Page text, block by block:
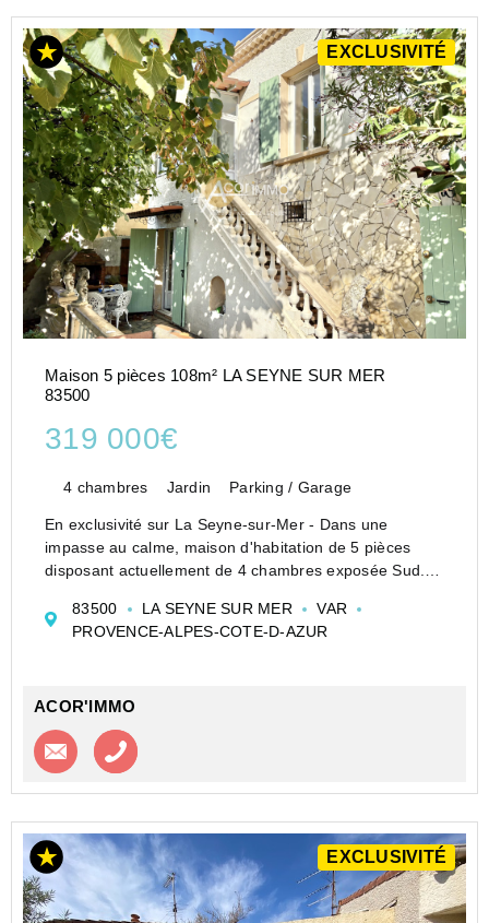
EXCLUSIVITÉ
Maison 5 pièces 108m² LA SEYNE SUR MER
83500
319 000€
4 chambres Jardin Parking / Garage
En exclusivité sur La Seyne-sur-Mer - Dans une
impasse au calme, maison d'habitation de 5 pièces
disposant actuellement de 4 chambres exposée Sud.
pourrait éventuellement être agencée avec deux app...
83500 LA SEYNE SUR MER
VAR
PROVENCE-ALPES-COTE-D-AZUR
ACOR'IMMO
Contacter l'agence
EXCLUSIVITÉ